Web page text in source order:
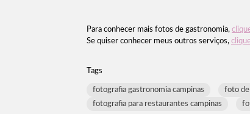
Para conhecer mais fotos de gastronomia,
Se quiser conhecer meus outros serviços,
Tags
fotografia gastronomia campinas foto de
fotografia para restaurantes campinas